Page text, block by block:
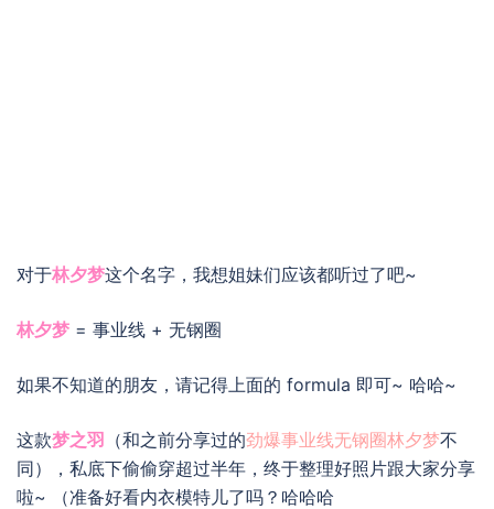
对于林夕梦这个名字，我想姐妹们应该都听过了吧~
林夕梦 = 事业线 + 无钢圈
如果不知道的朋友，请记得上面的 formula 即可~ 哈哈~
这款梦之羽 （和之前分享过的劲爆事业线无钢圈林夕梦不
同），私底下偷偷穿超过半年，终于整理好照片跟大家分享
啦~ （准备好看内衣模特儿了吗？哈哈哈